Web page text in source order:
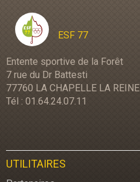
ESF 77
Entente sportive de la Forêt
7 rue du Dr Battesti
77760 LA CHAPELLE LA REINE
Tél : 01.64.24.07.11
UTILITAIRES